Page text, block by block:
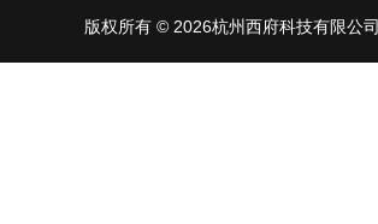
版权所有 © 2026杭州西府科技有限公司